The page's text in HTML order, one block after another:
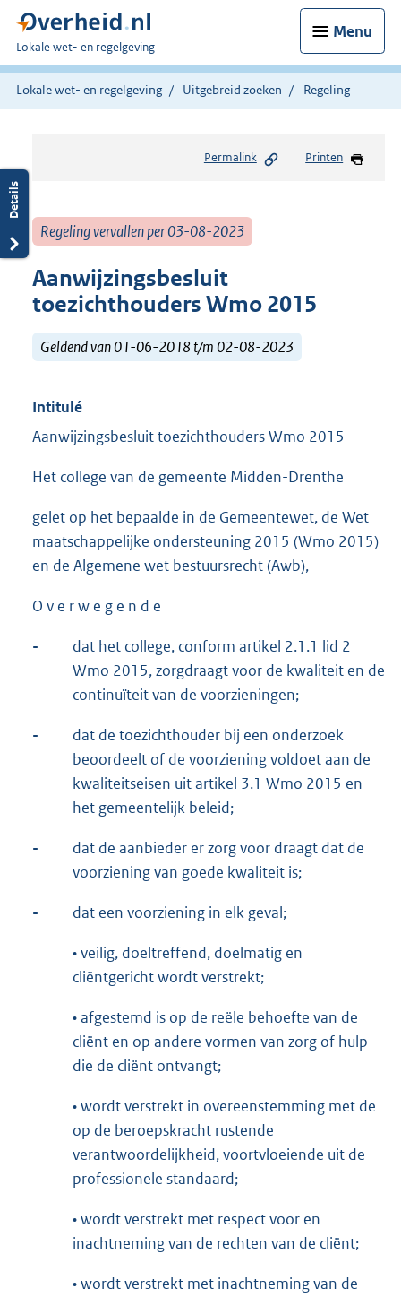
Menu
U
bent
hier:
Lokale wet- en regelgeving
Lokale wet- en regelgeving Uitgebreid zoeken Regeling
Permalink Printen
Regeling vervallen per 03-08-2023
Aanwijzingsbesluit
toezichthouders Wmo 2015
Geldend van 01-06-2018 t/m 02-08-2023
Intitulé
Aanwijzingsbesluit toezichthouders Wmo 2015
Het college van de gemeente Midden-Drenthe
gelet op het bepaalde in de Gemeentewet, de Wet
maatschappelijke ondersteuning 2015 (Wmo 2015)
en de Algemene wet bestuursrecht (Awb),
O v e r w e g e n d e
-
dat het college, conform artikel 2.1.1 lid 2
Wmo 2015, zorgdraagt voor de kwaliteit en de
continuïteit van de voorzieningen;
-
dat de toezichthouder bij een onderzoek
beoordeelt of de voorziening voldoet aan de
kwaliteitseisen uit artikel 3.1 Wmo 2015 en
het gemeentelijk beleid;
-
dat de aanbieder er zorg voor draagt dat de
voorziening van goede kwaliteit is;
- dat een voorziening in elk geval;
• veilig, doeltreffend, doelmatig en
cliëntgericht wordt verstrekt;
• afgestemd is op de reële behoefte van de
cliënt en op andere vormen van zorg of hulp
die de cliënt ontvangt;
• wordt verstrekt in overeenstemming met de
op de beroepskracht rustende
verantwoordelijkheid, voortvloeiende uit de
professionele standaard;
• wordt verstrekt met respect voor en
inachtneming van de rechten van de cliënt;
• wordt verstrekt met inachtneming van de